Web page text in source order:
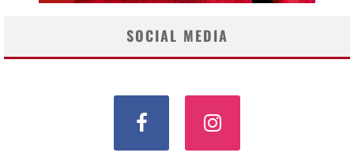
SOCIAL MEDIA